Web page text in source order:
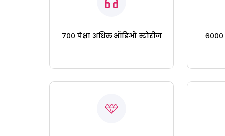
७०० पेक्षा अधिक ऑडिओ स्टोरीज